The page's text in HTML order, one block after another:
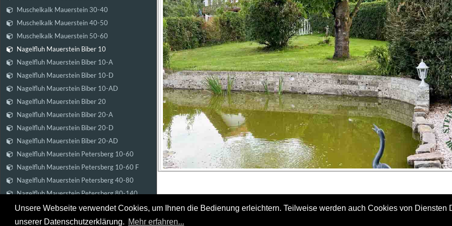
Unsere Webseite verwendet Cookies, um Ihnen die Bedienung erleichtern. Teilweise werden auch Cookies von Diensten
unserer Datenschutzerklärung. Mehr erfahren...
Muschelkalk Mauerstein 30-40
Muschelkalk Mauerstein 40-50
Muschelkalk Mauerstein 50-60
Nagelfluh Mauerstein Biber 10
Nagelfluh Mauerstein Biber 10-A
Nagelfluh Mauerstein Biber 10-D
Nagelfluh Mauerstein Biber 10-AD
Nagelfluh Mauerstein Biber 20
Nagelfluh Mauerstein Biber 20-A
Nagelfluh Mauerstein Biber 20-D
Nagelfluh Mauerstein Biber 20-AD
Nagelfluh Mauerstein Petersberg 10-60
Nagelfluh Mauerstein Petersberg 10-60 F
Nagelfluh Mauerstein Petersberg 40-80
Nagelfluh Mauerstein Petersberg 80-140
Nagelfluh Mauerstein Petersberg 40-140 F
Nagelfluh Mauerstein Riesenkopf 30
Steinbruch & Natursteinwerk Huber